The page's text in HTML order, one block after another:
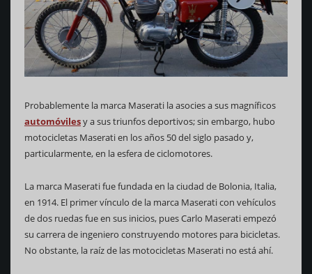
Probablemente la marca Maserati la asocies a sus magníficos
automóvilesy a sus triunfos deportivos; sin embargo, hubo
motocicletas Maserati en los años 50 del siglo pasado y,
particularmente, en la esfera de ciclomotores.
La marca Maserati fue fundada en la ciudad de Bolonia, Italia,
en 1914. El primer vínculo de la marca Maserati con vehículos
de dos ruedas fue en sus inicios, pues Carlo Maserati empezó
su carrera de ingeniero construyendo motores para bicicletas.
No obstante, la raíz de las motocicletas Maserati no está ahí.